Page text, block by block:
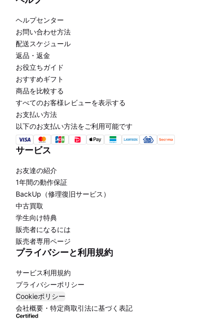
ヘルプセンター
お問い合わせ方法
配送スケジュール
返品・返金
お役立ちガイド
おすすめギフト
商品を比較する
すべてのお客様レビューを表示する
お支払い方法
以下のお支払い方法をご利用可能です
サービス
お友達の紹介
1年間の動作保証
BackUp（修理復旧サービス）
中古買取
学生向け特典
販売者になるには
販売者専用ページ
プライバシーと利用規約
サービス利用規約
プライバシーポリシー
Cookieポリシー
会社概要・特定商取引法に基づく表記